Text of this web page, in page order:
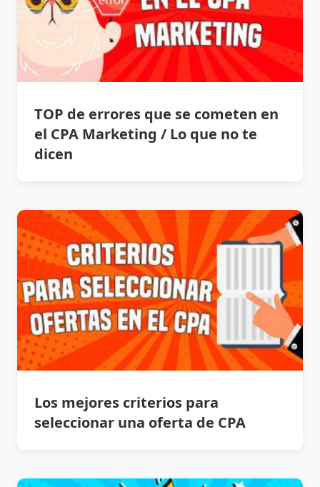
TOP de errores que se cometen en
el CPA Marketing / Lo que no te
dicen
Los mejores criterios para
seleccionar una oferta de CPA